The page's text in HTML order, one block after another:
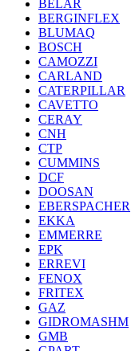
BELAR
BERGINFLEX
BLUMAQ
BOSCH
CAMOZZI
CARLAND
CATERPILLAR
CAVETTO
CERAY
CNH
CTP
CUMMINS
DCF
DOOSAN
EBERSPACHER
EKKA
EMMERRE
EPK
ERREVI
FENOX
FRITEX
GAZ
GIDROMASHM
GMB